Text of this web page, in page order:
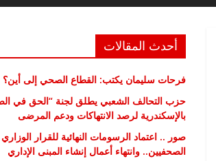
أحدث المقالات
فرحات سليمان يكتب: القطاع الصحي إلى أين؟
حزب التحالف الشعبي يطلق لجنة “الحق في
بالإسكندرية لرصد الانتهاكات ودعم المرضى
صور .. اعتماد الرسومات النهائية للقرار الوزاري
الصحفيين.. وانتهاء أعمال إنشاء المبنى الإداري